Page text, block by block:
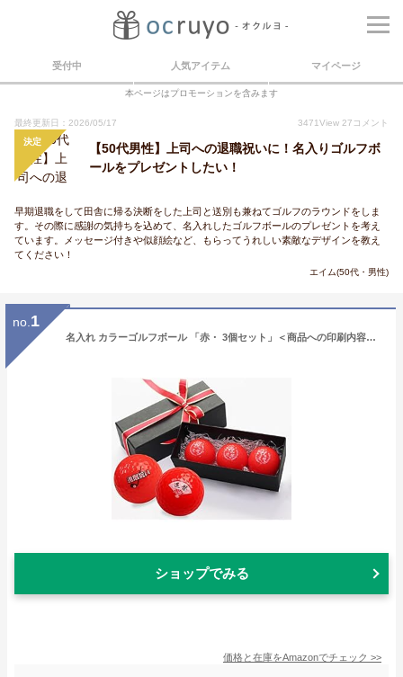
受付中 人気アイテム マイページ
本ページはプロモーションを含みます
最終更新日：2026/05/17 3471View 27 コメント
決定
【50代男性】上司への退職祝いに！名入りゴルフボ
ールをプレゼントしたい！
早期退職をして田舎に帰る決断をした上司と送別も兼ねてゴルフのラウンドをしま
す。その際に感謝の気持ちを込めて、名入れしたゴルフボールのプレゼントを考え
ています。メッセージ付きや似顔絵など、もらってうれしい素敵なデザインを教え
てください！
エイム(50代・男性)
no. 1
名入れ カラーゴルフボール 「赤・ 3個セット」＜商品への印刷内容は、ギフトの設定にチェックし、メッセージ欄に記入してください。なお、ここから→デザイン番号（1種類）【 】 名入れ1行目【 】 2行目【 】←ここまでをコピーして、メッセージ欄に貼り付けてから、必ず【 】内に記入してください。＞ 還暦デザイン ゴルフボール キャスコ オウンネーム
ショップでみる
価格と在庫をAmazonでチェック >>